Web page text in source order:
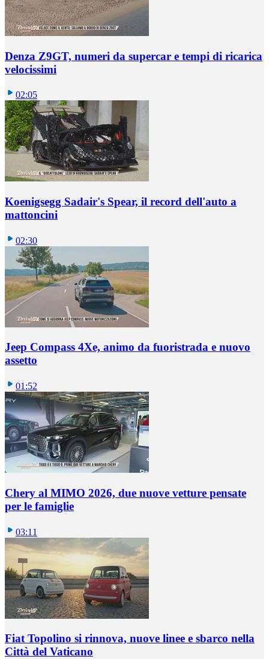
Denza Z9GT, numeri da supercar e tempi di ricarica
velocissimi
02:05
Koenigsegg Sadair's Spear, il record dell'auto a
mattoncini
02:30
Jeep Compass 4Xe, animo da fuoristrada e nuovo
assetto
01:52
Chery al MIMO 2026, due nuove vetture pensate
per le famiglie
03:11
Fiat Topolino si rinnova, nuove linee e sbarco nella
Città del Vaticano